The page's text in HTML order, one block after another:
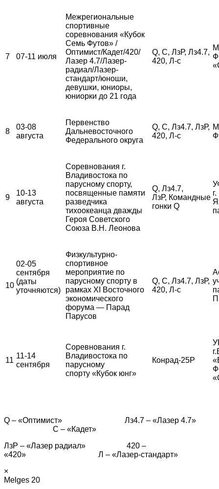
7 07-11 июля
Межрегиональные
спортивные
соревнования «Кубок
Семь Футов» /
Оптимист/Кадет/420/
Лазер 4.7/Лазер-
радиал/Лазер-
стандарт/юноши,
девушки, юниоры,
юниорки до 21 года
Q, С, ЛзР, Лз4.7,
420, Л-с
8
03-08
августа
Первенство
Дальневосточного
Федерального округа
Q, С, Лз4.7, ЛзР,
420, Л-с
9
10-13
августа
Соревнования г.
Владивостока по
парусному спорту,
посвященные памяти
разведчика
тихоокеанца дважды
Героя Советского
Союза В.Н. Леонова
Q, Лз4.7,
ЛзР, Командные
гонки Q
10
02-05
сентября
(даты
уточняются)
Физкультурно-
спортивное
мероприятие по
парусному спорту в
рамках XI Восточного
экономического
форума — Парад
Парусов
Q, С, Лз4.7, ЛзР,
420, Л-с
11
11-14
сентября
Соревнования г.
Владивостока по
парусному
спорту «Кубок юнг»
Конрад-25Р
Q – «Оптимист» Лз4.7 – «Лазер 4.7»
С – «Кадет»
ЛзР – «Лазер радиал» 420 –
«420» Л – «Лазер-стандарт»
×
Melges 20